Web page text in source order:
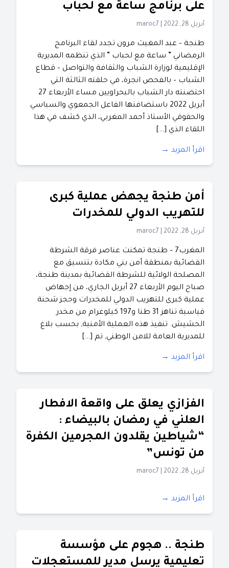
على برنامج ساعة مع لحباب
أبريل 28, 2022 maroc7
طنجة – عبد المغيث مرون تجدد لقاء البرنامج
الرمضاني ” ساعة مع لحباب ” الذي تنظمه المديرية
الإقليمية لوزارة الشباب والثقافة والتواصل – قطاع
الشباب – بالفحص انجرة، في حلقته الثالثة التي
احتضنته دار الشباب بالبحراويين مساء الأربعاء 27
أبريل 2022 باستضافتها الفاعل الجمعوي والسياسي
والحقوقي الأستاذ أحمد المغربي، الذي كشف في هذا
اللقاء الذي […]
اقرأ المزيد →
أمن طنجة يجهض عملية كبرى
للتهريب الدولي للمخدرات
أبريل 28, 2022 maroc7
المغرب7 – طنجة تمكنت عناصر فرقة الشرطة
القضائية بمنطقة أمن بني مكادة بتنسيق مع
المصلحة الولائية للشرطة القضائية بمدينة طنجة،
صباح اليوم الأربعاء 27 أبريل الجاري، من إجهاض
عملية كبرى للتهريب الدولي للمخدرات وحجز شحنة
قياسية تناهز 31 طنا و197 كيلوغرام من مخدر
الحشيش. تنفيذ هذه العملية الأمنية, بحسب بلاغ
للمديرية العامة للامن الوطني, تم […]
اقرأ المزيد →
الفزازي يعلق على واقعة الافطار
العلني في رمضان بالبيضاء :
“شياطين يقلدون المجرمين الكفرة
من تونس”
أبريل 28, 2022 maroc7
اقرأ المزيد →
طنجة .. هجوم على مؤسسة
تعليمية يرسل مدير للمستعجلات